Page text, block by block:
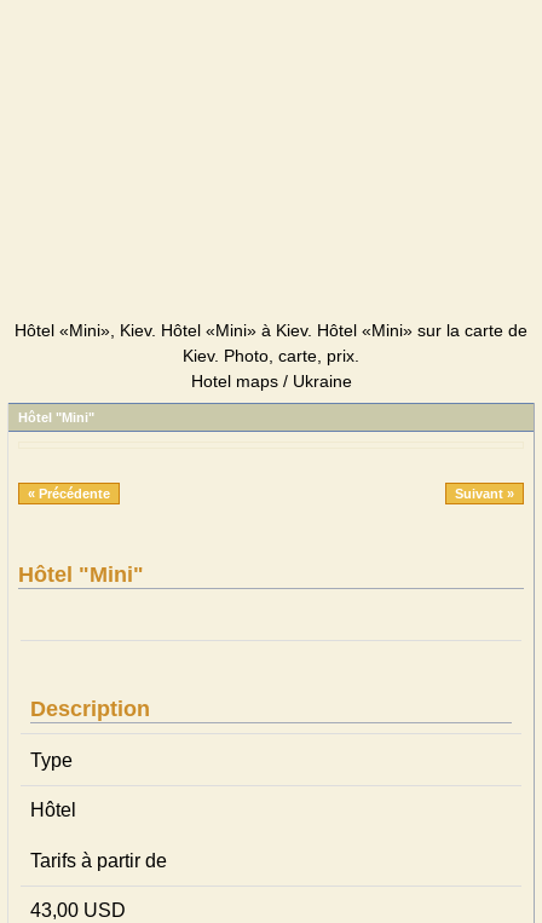
Hôtel «Mini», Kiev. Hôtel «Mini» à Kiev. Hôtel «Mini» sur la carte de
Kiev. Photo, carte, prix.
Hotel maps / Ukraine
Hôtel "Mini"
« Précédente Suivant »
Hôtel "Mini"
Description
Type
Hôtel
Tarifs à partir de
43,00 USD